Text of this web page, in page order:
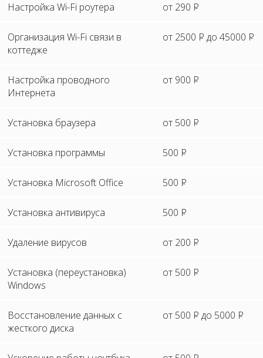
Настройка Wi-Fi роутера от 290 P
Организация Wi-Fi связи в
коттедже
от 2500 P до 45000 P
Настройка проводного
Интернета
от 900 P
Установка браузера от 500 P
Установка программы 500 P
Установка Microsoft Office 500 P
Установка антивируса 500 P
Удаление вирусов от 200 P
Установка (переустановка)
Windows
от 500 P
Восстановление данных с
жесткого диска
от 500 P до 5000 P